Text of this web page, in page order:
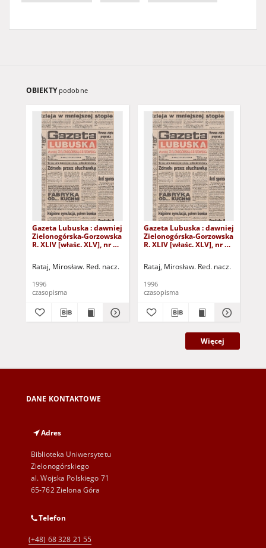
OBIEKTY podobne
Gazeta Lubuska : dawniej
Zielonogórska-Gorzowska
R. XLIV [właśc. XLV], nr 52
Rataj, Mirosław. Red. nacz.
1996
czasopisma
Gazeta Lubuska : dawniej
Zielonogórska-Gorzowska
R. XLIV [właśc. XLV], nr 46
Rataj, Mirosław. Red. nacz.
1996
czasopisma
Więcej
DANE KONTAKTOWE
Adres
Biblioteka Uniwersytetu
Zielonogórskiego
al. Wojska Polskiego 71
65-762 Zielona Góra
Telefon
(+48) 68 328 21 55